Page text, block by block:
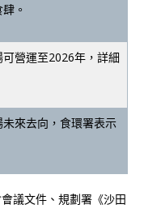
。
營運至2026年，詳細
來去向，食環署表示
議文件、規劃署《沙田